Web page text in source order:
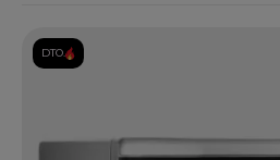
DTO.